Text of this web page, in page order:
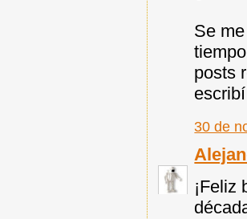
Se
posts
30 de
¡Feliz